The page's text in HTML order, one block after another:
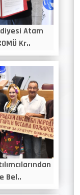
Atam
Kr..
Bel..